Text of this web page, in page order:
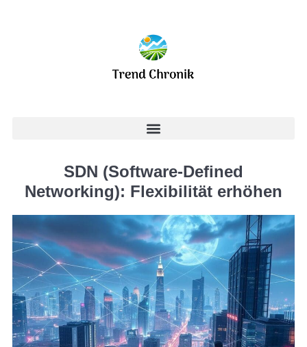
SDN (Software-Defined
Networking): Flexibilität erhöhen